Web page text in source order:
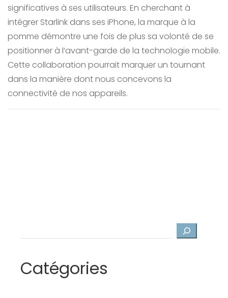
significatives à ses utilisateurs. En cherchant à
intégrer Starlink dans ses iPhone, la marque à la
pomme démontre une fois de plus sa volonté de se
positionner à l’avant-garde de la technologie mobile.
Cette collaboration pourrait marquer un tournant
dans la manière dont nous concevons la
connectivité de nos appareils.
Catégories